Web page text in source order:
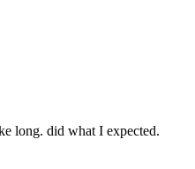
long. did what I expected.